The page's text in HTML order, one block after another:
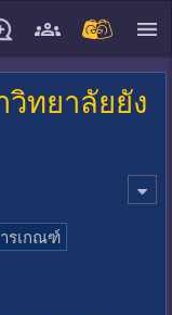
ทยาลัยยัง
รเกณฑ์
close